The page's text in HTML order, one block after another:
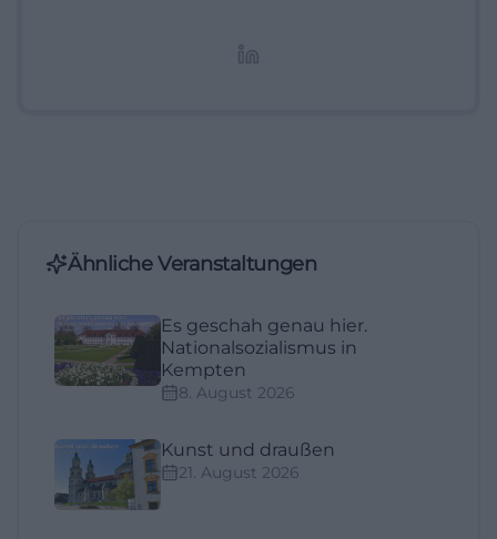
Ähnliche Veranstaltungen
Es geschah genau hier.
Nationalsozialismus in
Kempten
8. August 2026
Kunst und draußen
21. August 2026